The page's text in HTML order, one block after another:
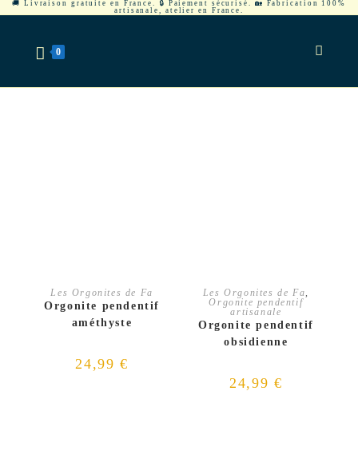
🚚 Livraison gratuite en France. 🔒 Paiement sécurisé. 🏡 Fabrication 100%
artisanale, atelier en France.
0
CHOIX DES OPTIONS
Les Orgonites de Fa
Orgonite pendentif
améthyste
24,99€
AJOUTER AU PANIER
Les Orgonites de Fa,
Orgonite pendentif
artisanale
Orgonite pendentif
obsidienne
24,99 €